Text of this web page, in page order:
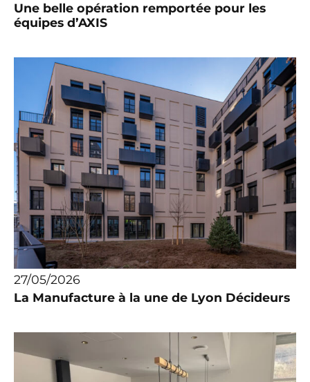
Une belle opération remportée pour les
équipes d’AXIS
27/05/2026
La Manufacture à la une de Lyon Décideurs